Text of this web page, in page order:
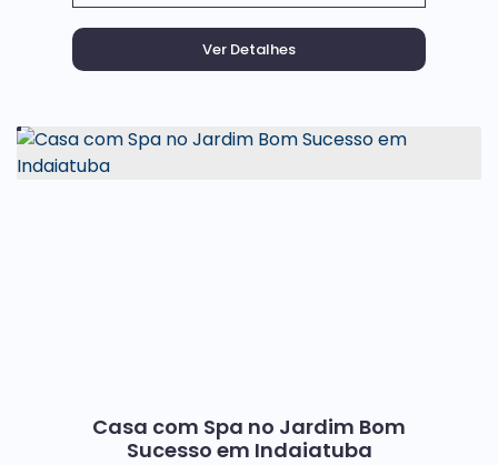
Casa com Spa no Jardim Bom
Sucesso em Indaiatuba